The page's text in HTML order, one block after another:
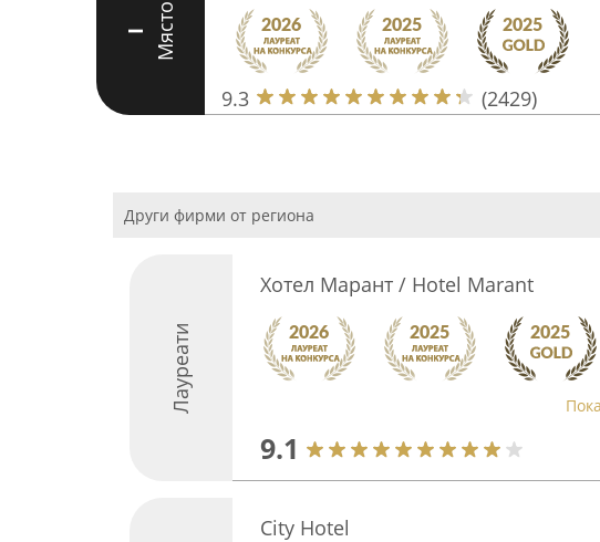
I Място
9.3 (2429)
Други фирми от региона
Лауреати
Хотел Марант / Hotel Marant
9.1
City Hotel